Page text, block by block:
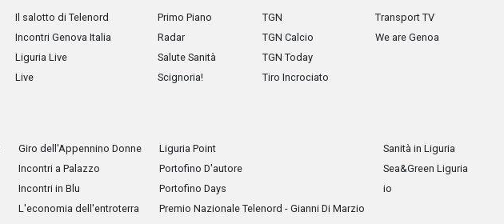
Il salotto di Telenord
Incontri Genova Italia
Liguria Live
Live
Primo Piano
Radar
Salute Sanità
Scignoria!
TGN
TGN Calcio
TGN Today
Tiro Incrociato
Transport TV
We are Genoa
Giro dell'Appennino Donne
Incontri a Palazzo
Incontri in Blu
L'economia dell'entroterra
Liguria Point
Portofino D'autore
Portofino Days
Premio Nazionale Telenord - Gianni Di Marzio
Sanità in Liguria
Sea&Green Liguria
io